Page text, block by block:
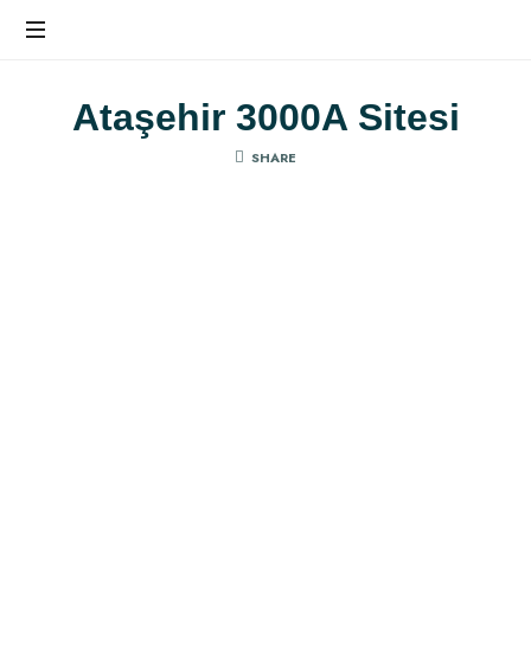
Dekorasyonunda
Farkı
Ataşehir 3000A Sitesi
SHARE